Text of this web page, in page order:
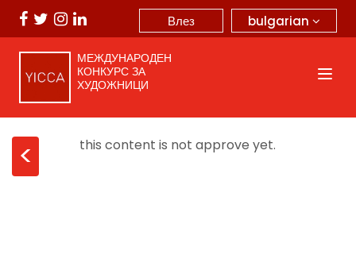
bulgarian
Влез
МЕЖДУНАРОДЕН
КОНКУРС ЗА
ХУДОЖНИЦИ
< this content is not approve yet.